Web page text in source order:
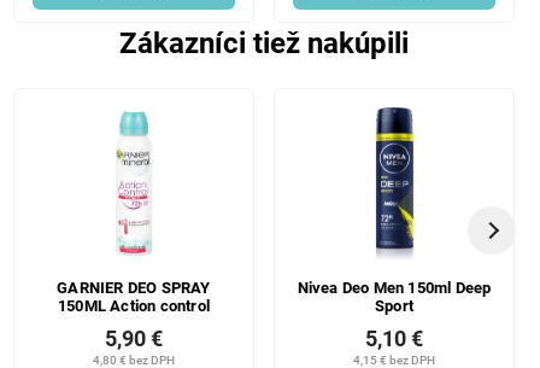
Zákazníci tiež nakúpili
GARNIER DEO SPRAY
150ML Action control
4,80 € bez DPH
5,90 €
Nivea Deo Men 150ml Deep
Sport
4,15 € bez DPH
5,10 €